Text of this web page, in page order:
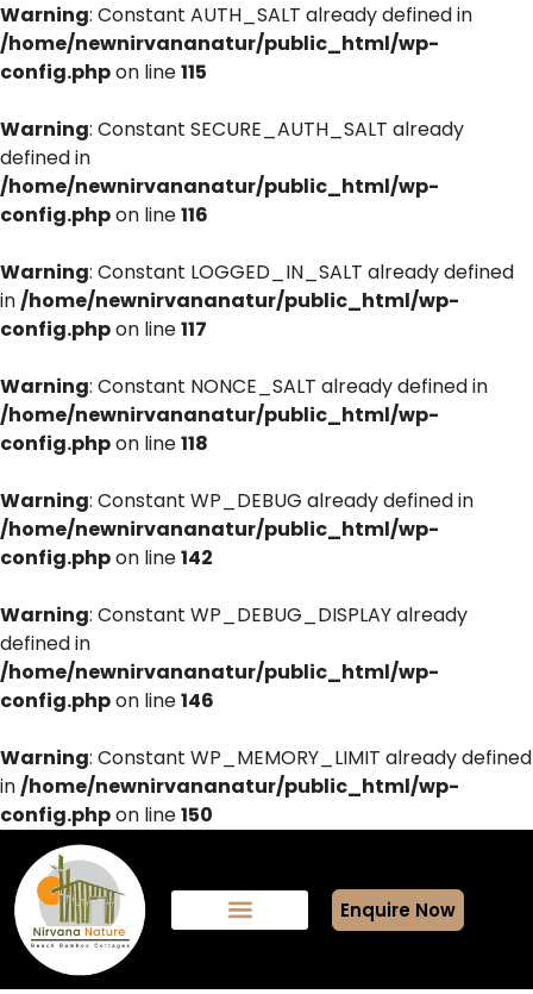
Warning: Constant AUTH_SALT already defined in
/home/newnirvananatur/public_html/wp-
config.phpon line115
Warning: Constant SECURE_AUTH_SALT already
defined in
/home/newnirvananatur/public_html/wp-
config.phpon line116
Warning: Constant LOGGED_IN_SALT already defined
in/home/newnirvananatur/public_html/wp-
config.phpon line117
Warning: Constant NONCE_SALT already defined in
/home/newnirvananatur/public_html/wp-
config.phpon line118
Warning: Constant WP_DEBUG already defined in
/home/newnirvananatur/public_html/wp-
config.phpon line142
Warning: Constant WP_DEBUG_DISPLAY already
defined in
/home/newnirvananatur/public_html/wp-
config.phpon line146
Warning: Constant WP_MEMORY_LIMIT already defined
in/home/newnirvananatur/public_html/wp-
config.phpon line150
Enquire Now